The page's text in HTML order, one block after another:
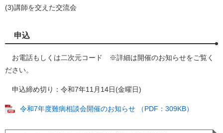
(3)講師を交えた交流会
申込
お電話もしくは二次元コード ※詳細は開催のお知らせをご覧く
ださい。
申込締め切り：令和7年11月14日(金曜日)​
令和7年度難病相談会開催のお知らせ （PDF：309KB）